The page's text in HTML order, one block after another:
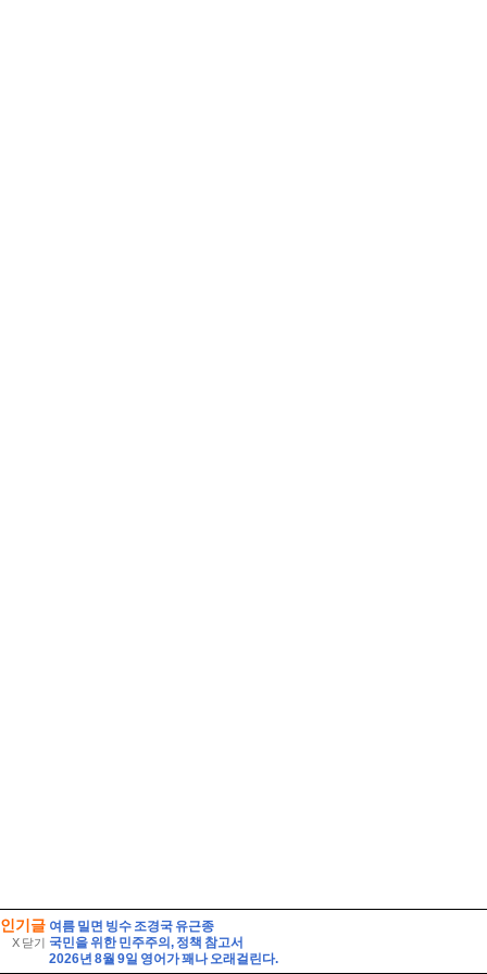
인기글
X 닫기
여름 밀면 빙수 조경국 유근종
국민을 위한 민주주의, 정책 참고서
2026년 8월 9일 영어가 꽤나 오래걸린다.